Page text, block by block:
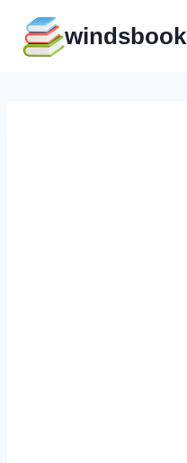
содержимому
windsbook